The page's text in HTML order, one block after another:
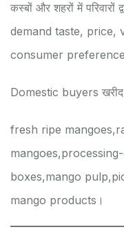
कस्बों और शहरों में परिवारों
demand taste, price,
consumer preference
Domestic buyers
fresh ripe mangoes,
mangoes,
boxes,mango pulp,
mango products।